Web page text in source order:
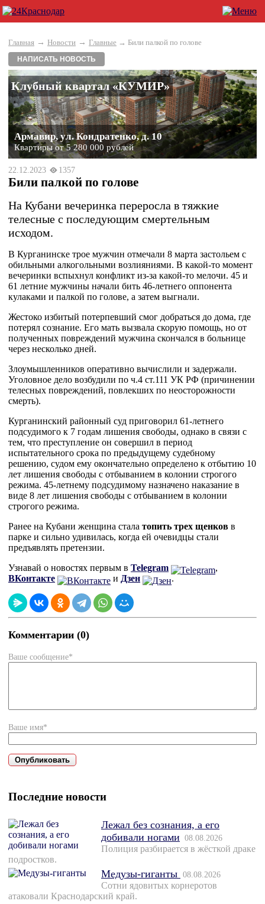
Главная → Новости → Главные → Били палкой по голове
НАПИСАТЬ НОВОСТЬ
Клубный квартал «КУМИР»
Армавир, ул. Кондратенко, д. 10
Квартиры от 5 280 000 рублей
22.12.2023 1357
Били палкой по голове
На Кубани вечеринка переросла в тяжкие
телесные с последующим смертельным
исходом.
В Курганинске трое мужчин отмечали 8 марта застольем с
обильными алкогольными возлияниями. В какой-то момент
вечеринки вспыхнул конфликт из-за какой-то мелочи. 45 и
61 летние мужчины начали бить 46-летнего оппонента
кулаками и палкой по голове, а затем выгнали.
Жестоко избитый потерпевший смог добраться до дома, где
потерял сознание. Его мать вызвала скорую помощь, но от
полученных повреждений мужчина скончался в больнице
через несколько дней.
Злоумышленников оперативно вычислили и задержали.
Уголовное дело возбудили по ч.4 ст.111 УК РФ (причинении
телесных повреждений, повлекших по неосторожности
смерть).
Курганинский районный суд приговорил 61-летнего
подсудимого к 7 годам лишения свободы, однако в связи с
тем, что преступление он совершил в период
испытательного срока по предыдущему судебному
решению, судом ему окончательно определено к отбытию 10
лет лишения свободы с отбыванием в колонии строгого
режима. 45-летнему подсудимому назначено наказание в
виде 8 лет лишения свободы с отбыванием в колонии
строгого режима.
Ранее на Кубани женщина стала топить трех щенков в
парке и сильно удивилась, когда ей очевидцы стали
предъявлять претензии.
Узнавай о новостях первым в Telegram
,
ВКонтакте
и Дзен .
Комментарии (0)
Ваше сообщение*
Ваше имя*
Последние новости
Лежал без сознания, а его
добивали ногами 08.08.2026
Полиция разбирается в жёсткой драке
подростков.
Медузы-гиганты 08.08.2026
Сотни ядовитых корнеротов
атаковали Краснодарский край.